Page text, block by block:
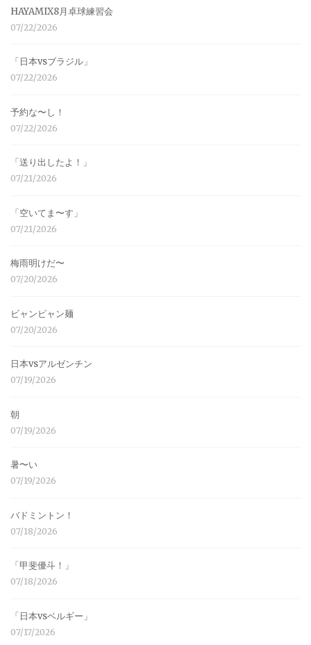
HAYAMIX8月卓球練習会
07/22/2026
「日本vsブラジル」
07/22/2026
予約な〜し！
07/22/2026
「送り出したよ！」
07/21/2026
「空いてま〜す」
07/21/2026
梅雨明けだ〜
07/20/2026
ビャンビャン麺
07/20/2026
日本vsアルゼンチン
07/19/2026
朝
07/19/2026
暑〜い
07/19/2026
バドミントン！
07/18/2026
「甲斐優斗！」
07/18/2026
「日本vsベルギー」
07/17/2026